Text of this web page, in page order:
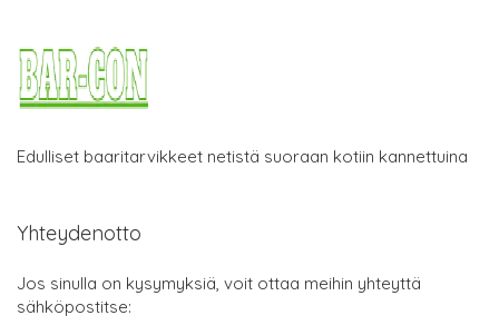
Edulliset baaritarvikkeet netistä suoraan kotiin kannettuina
Yhteydenotto
Jos sinulla on kysymyksiä, voit ottaa meihin yhteyttä
sähköpostitse: